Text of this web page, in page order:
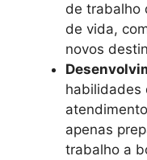
de trabalho
de vida,
novos
habilidades
apenas
trabalho a